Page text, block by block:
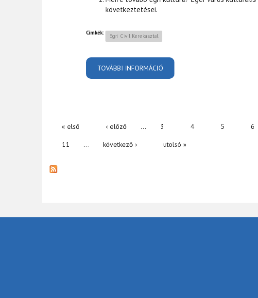
következtetései.
Címkék: Egri Civil Kerekasztal
TOVÁBBI INFORMÁCIÓ
OLDALAK
« első ‹ előző … 3 4 5 6
11 … következő › utolsó »